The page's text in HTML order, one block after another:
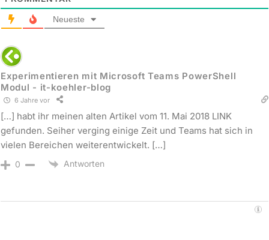
1KOMMENTAR
Neueste
Experimentieren mit Microsoft Teams PowerShell
Modul - it-koehler-blog
[…] habt ihr meinen alten Artikel vom 11. Mai 2018 LINK
gefunden. Seiher verging einige Zeit und Teams hat sich in
vielen Bereichen weiterentwickelt. […]